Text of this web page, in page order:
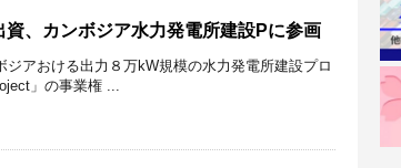
、カンボジア水力発電所建設Pに参画
アおける出力８万kW規模の水力発電所建設プロ
」の事業権 ...